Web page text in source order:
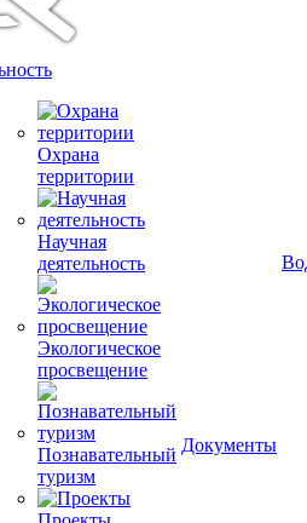
Охрана
территории
Научная
деятельность
Экологическое
просвещение
Познавательный
туризм
Документы